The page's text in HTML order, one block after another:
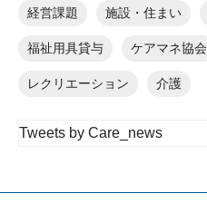
経営課題 施設・住まい
福祉用具貸与 ケアマネ協会
レクリエーション 介護
Tweets by Care_news